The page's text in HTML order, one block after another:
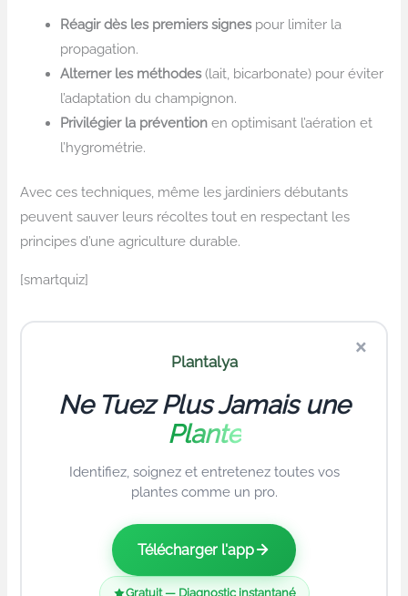
Réagir dès les premiers signespour limiter la
propagation.
Alterner les méthodes(lait, bicarbonate) pour éviter
l’adaptation du champignon.
Privilégier la prévention en optimisant l’aération et
l’hygrométrie.
Avec ces techniques, même les jardiniers débutants
peuvent sauver leurs récoltes tout en respectant les
principes d’une agriculture durable.
[smartquiz]
×
Plantalya
Ne Tuez Plus Jamais une
Plante
Identifiez, soignez et entretenez toutes vos
plantes comme un pro.
Télécharger l'app
Gratuit — Diagnostic instantané